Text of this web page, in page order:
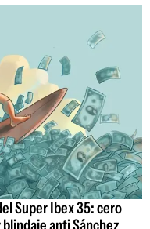
Super Ibex 35: cero
anti Sánchez